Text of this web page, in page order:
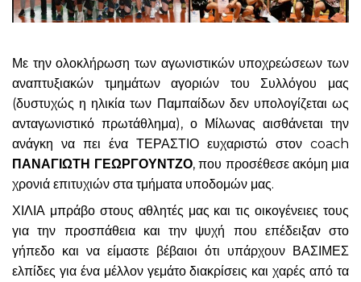
Με την ολοκλήρωση των αγωνιστικών υποχρεώσεων των
αναπτυξιακών τμημάτων αγοριών του Συλλόγου μας
(δυστυχώς η ηλικία των Παμπαίδων δεν υπολογίζεται ως
ανταγωνιστικό πρωτάθλημα), ο Μίλωνας αισθάνεται την
ανάγκη να πει ένα ΤΕΡΑΣΤΙΟ ευχαριστώ στον coach
ΠΑΝΑΓΙΩΤΗ ΓΕΩΡΓΟΥΝΤΖΟ, που προσέθεσε ακόμη μια
χρονιά επιτυχιών στα τμήματα υποδομών μας.
ΧΙΛΙΑ μπράβο στους αθλητές μας και τις οικογένειες τους
για την προσπάθεια και την ψυχή που επέδειξαν στο
γήπεδο και να είμαστε βέβαιοι ότι υπάρχουν ΒΑΣΙΜΕΣ
ελπίδες για ένα μέλλον γεμάτο διακρίσεις και χαρές από τα